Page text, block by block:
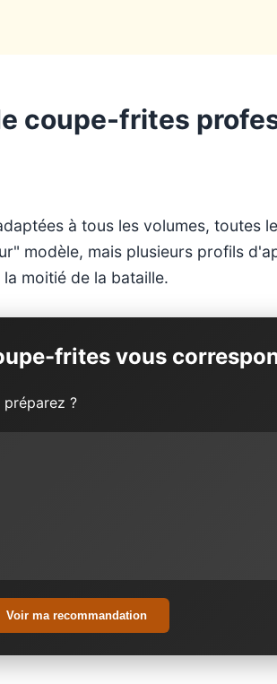
coupe-frites
à tous les volumes, toutes
modèle, mais plusieurs profils
moitié de la bataille.
frites vous
?
Voir ma recommandation